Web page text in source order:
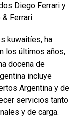
Diego Ferrari y
Ferrari.
kuwaitíes, ha
los últimos años,
docena de
incluye
Argentina y de
servicios tanto
y de carga.